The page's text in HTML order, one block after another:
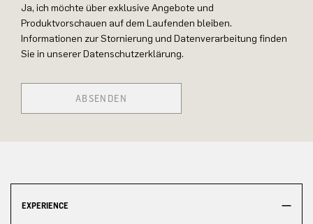
Ja, ich möchte über exklusive Angebote und
Produktvorschauen auf dem Laufenden bleiben.
Informationen zur Stornierung und Datenverarbeitung finden
Sie in unserer Datenschutzerklärung.
ABSENDEN
EXPERIENCE